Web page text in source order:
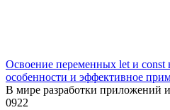
Освоение переменных let и
особенности и эффективное
В мире разработки приложений
0922